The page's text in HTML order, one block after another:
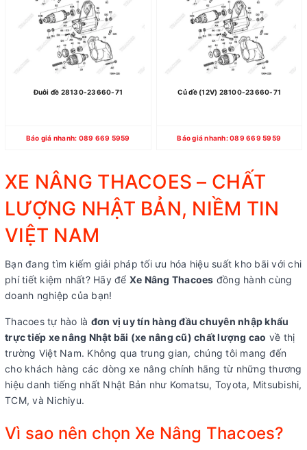
Đuôi đề 28130-23660-71
Báo giá nhanh: 089 669 5959
Củ đề (12V) 28100-23660-71
Báo giá nhanh: 089 669 5959
XE NÂNG THACOES – CHẤT
LƯỢNG NHẬT BẢN, NIỀM TIN
VIỆT NAM
Bạn đang tìm kiếm giải pháp tối ưu hóa hiệu suất kho bãi với chi
phí tiết kiệm nhất? Hãy để Xe Nâng Thacoes đồng hành cùng
doanh nghiệp của bạn!
Thacoes tự hào là đơn vị uy tín hàng đầu chuyên nhập khẩu
trực tiếp xe nâng Nhật bãi (xe nâng cũ) chất lượng cao về thị
trường Việt Nam. Không qua trung gian, chúng tôi mang đến
cho khách hàng các dòng xe nâng chính hãng từ những thương
hiệu danh tiếng nhất Nhật Bản như Komatsu, Toyota, Mitsubishi,
TCM, và Nichiyu.
Vì sao nên chọn Xe Nâng Thacoes?